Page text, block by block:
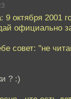
октября 2001
официально
совет: "не
? :)